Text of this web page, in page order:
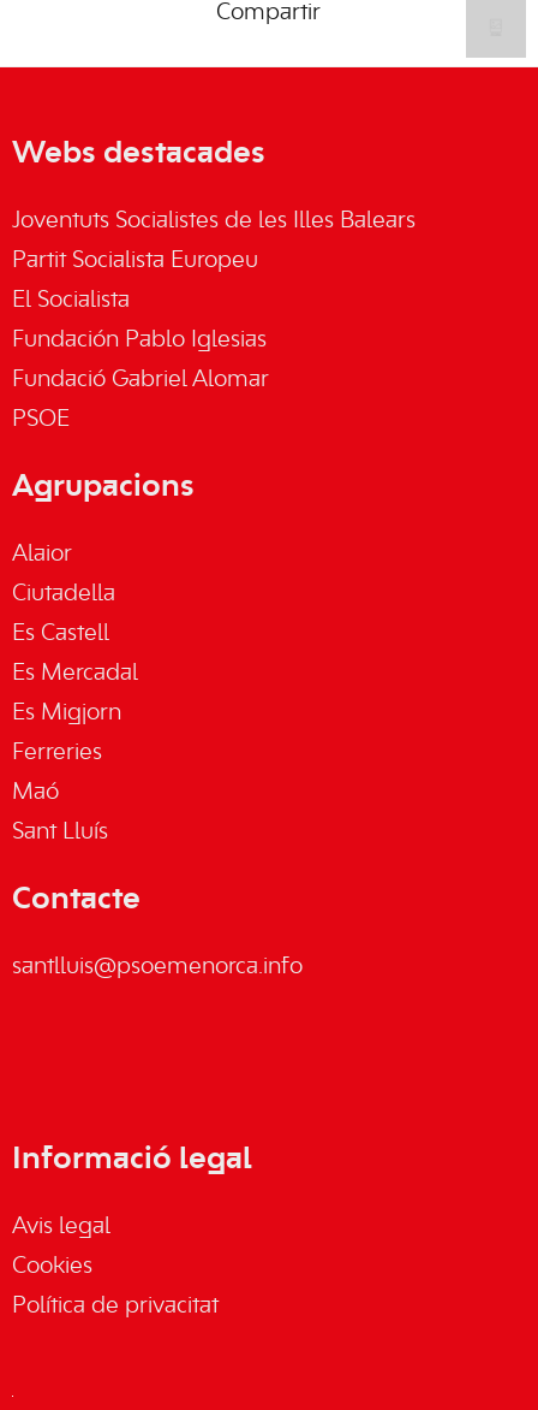
Compartir
Webs destacades
Joventuts Socialistes de les Illes Balears
Partit Socialista Europeu
El Socialista
Fundación Pablo Iglesias
Fundació Gabriel Alomar
PSOE
Agrupacions
Alaior
Ciutadella
Es Castell
Es Mercadal
Es Migjorn
Ferreries
Maó
Sant Lluís
Contacte
santlluis@psoemenorca.info
Informació legal
Avis legal
Cookies
Política de privacitat